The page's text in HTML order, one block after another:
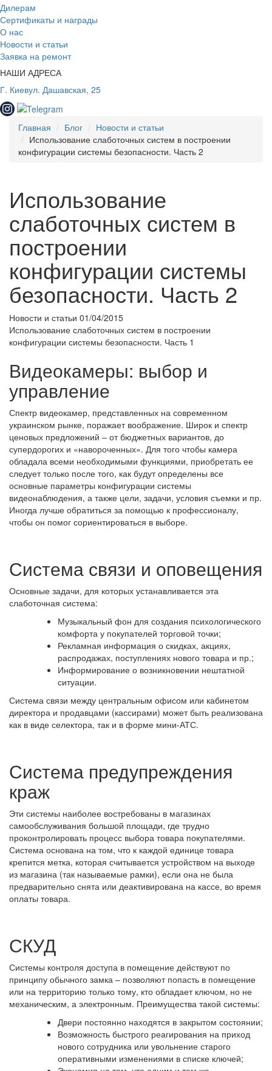
Дилерам
Сертификаты и награды
О нас
Новости и статьи
Заявка на ремонт
НАШИ АДРЕСА
Г. Киевул. Дашавская, 25
Главная Блог
Новости и статьи
Использование слаботочных систем в построении
конфигурации системы безопасности. Часть 2
Использование
слаботочных систем в
построении
конфигурации системы
безопасности. Часть 2
Новости и статьи 01/04/2015
Использование слаботочных систем в построении
конфигурации системы безопасности. Часть 1
Видеокамеры: выбор и
управление
Спектр видеокамер, представленных на современном
украинском рынке, поражает воображение. Широк и спектр
ценовых предложений – от бюджетных вариантов, до
супердорогих и «навороченных». Для того чтобы камера
обладала всеми необходимыми функциями, приобретать ее
следует только после того, как будут определены все
основные параметры конфигурации системы
видеонаблюдения, а также цели, задачи, условия съемки и пр.
Иногда лучше обратиться за помощью к профессионалу,
чтобы он помог сориентироваться в выборе.
Система связи и оповещения
Основные задачи, для которых устанавливается эта
слаботочная система:
Музыкальный фон для создания психологического
комфорта у покупателей торговой точки;
Рекламная информация о скидках, акциях,
распродажах, поступлениях нового товара и пр.;
Информирование о возникновении нештатной
ситуации.
Система связи между центральным офисом или кабинетом
директора и продавцами (кассирами) может быть реализована
как в виде селектора, так и в форме мини-АТС.
Система предупреждения
краж
Эти системы наиболее востребованы в магазинах
самообслуживания большой площади, где трудно
проконтролировать процесс выбора товара покупателями.
Система основана на том, что к каждой единице товара
крепится метка, которая считывается устройством на выходе
из магазина (так называемые рамки), если она не была
предварительно снята или деактивирована на кассе, во время
оплаты товара.
СКУД
Системы контроля доступа в помещение действуют по
принципу обычного замка – позволяют попасть в помещение
или на территорию только тому, кто обладает ключом, но не
механическим, а электронным. Преимущества такой системы:
Двери постоянно находятся в закрытом состоянии;
Возможность быстрого реагирования на приход
нового сотрудника или увольнение старого
оперативными изменениями в списке ключей;